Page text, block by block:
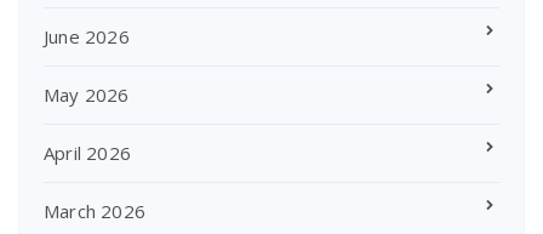
June 2026
May 2026
April 2026
March 2026